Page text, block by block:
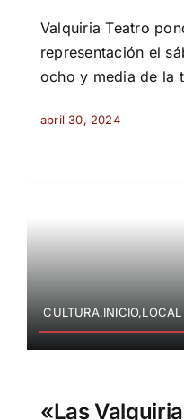
Valquiria Teatro
representación el
ocho y media de la
abril 30, 2024
CULTURA,INICIO,LOCAL
«Las